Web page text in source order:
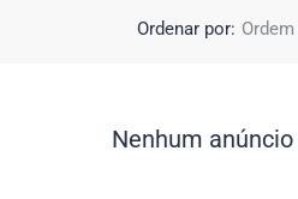
Ordenar por:
Nenhum